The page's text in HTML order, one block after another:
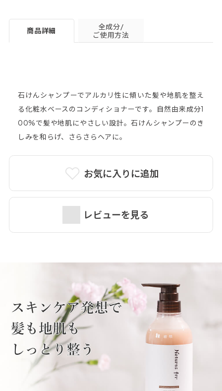
お気に入りに追加
レビューを見る
詳細はこちら＞
商品詳細
全成分/
ご使用方法
石けんシャンプーでアルカリ性に傾いた髪や地肌を整え
る化粧水ベースのコンディショナーです。自然由来成分1
00%で髪や地肌にやさしい設計。石けんシャンプーのき
しみを和らげ、さらさらヘアに。